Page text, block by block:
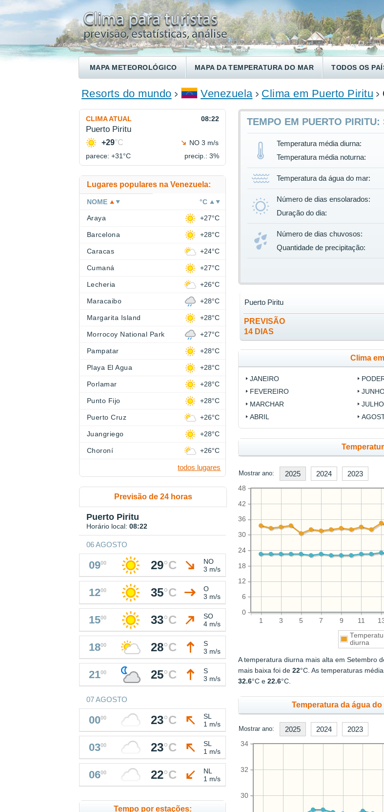
MAPA METEOROLÓGICO MAPA DA TEMPERATURA DO MAR TODOS OS
ENCONTRE UM HOTEL
Resorts do mundo Venezuela Clima em Puerto Piritu
TEMPO EM PUERTO PIRITU:
Temperatura média diurna:
Temperatura média noturna:
Temperatura da água do mar:
Número de dias ensolarados:
Duração do dia:
Número de dias chuvosos:
Quantidade de precipitação:
PREVISÃO
14 DIAS
Puerto Piritu
Clima
JANEIRO
FEVEREIRO
MARCHAR
ABRIL
JULHO
Mostrar ano: 2025 2024 2023
1 3 5 7 9 11
0
6
12
18
24
30
36
42
48
diurna
A temperatura diurna mais alta em Setembro
mais baixa foi de22°C. As temperaturas
32.6°C e22.6°C.
Temperatura da água
Mostrar ano: 2025 2024 2023
30
32
34
CLIMA ATUAL 08:22
Puerto Piritu
+29°C
NO 3 m/s
parece: +31°C precip.: 3%
Lugares populares na Venezuela:
NOME °C
Araya +27°C
Barcelona +28°C
Caracas +24°C
Cumaná +27°C
Lecheria +26°C
Maracaibo +28°C
Margarita Island +28°C
Morrocoy National Park +27°C
Pampatar +28°C
Playa El Agua +28°C
Porlamar +28°C
Punto Fijo +28°C
Puerto Cruz +26°C
Juangriego +28°C
Choroní +26°C
todos lugares
Previsão de 24 horas
Puerto Piritu
Horário local: 08:22
06 AGOSTO
0900 29°C
NO
3 m/s
1200 35°C
O
3 m/s
1500 33°C
SO
4 m/s
1800 28°C
S
3 m/s
2100 25°C
S
3 m/s
07 AGOSTO
0000 23°C
SL
1 m/s
0300 23°C
SL
1 m/s
0600 22°C
NL
1 m/s
Tempo por estações: